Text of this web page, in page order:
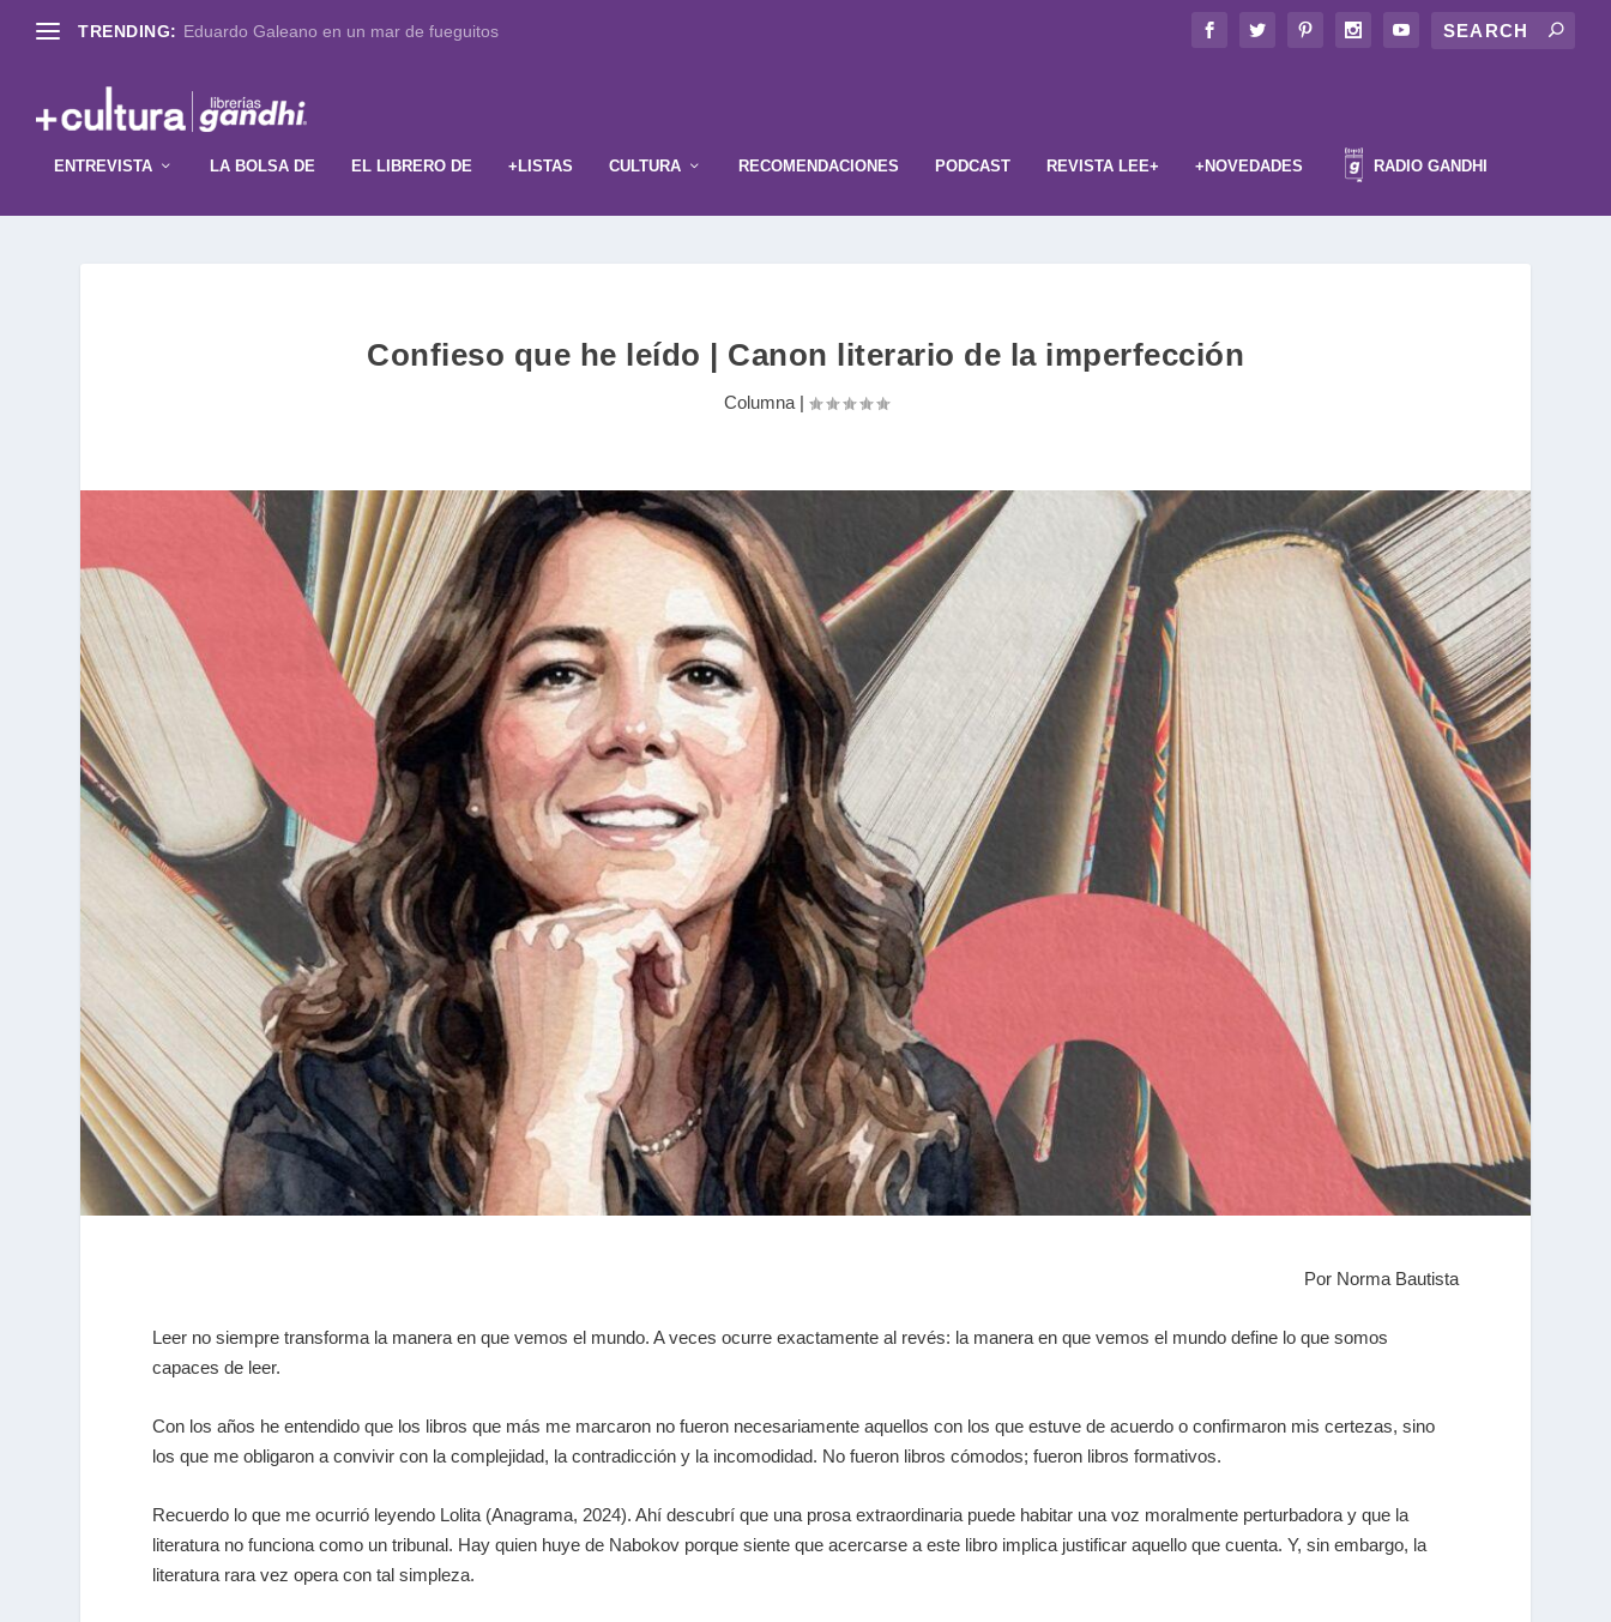
TRENDING: Eduardo Galeano en un mar de fueguitos
ENTREVISTA LA BOLSA DE EL LIBRERO DE +LISTAS CULTURA RECOMENDACIONES PODCAST REVISTA LEE+ +NOVEDADES RADIO GANDHI
Confieso que he leído | Canon literario de la imperfección
Columna|
Por Norma Bautista
Leer no siempre transforma la manera en que vemos el mundo. A veces ocurre exactamente al revés: la manera en que vemos el mundo define lo que somos
capaces de leer.
Con los años he entendido que los libros que más me marcaron no fueron necesariamente aquellos con los que estuve de acuerdo o confirmaron mis certezas, sino
los que me obligaron a convivir con la complejidad, la contradicción y la incomodidad. No fueron libros cómodos; fueron libros formativos.
Recuerdo lo que me ocurrió leyendo Lolita (Anagrama, 2024). Ahí descubrí que una prosa extraordinaria puede habitar una voz moralmente perturbadora y que la
literatura no funciona como un tribunal. Hay quien huye de Nabokov porque siente que acercarse a este libro implica justificar aquello que cuenta. Y, sin embargo, la
literatura rara vez opera con tal simpleza.